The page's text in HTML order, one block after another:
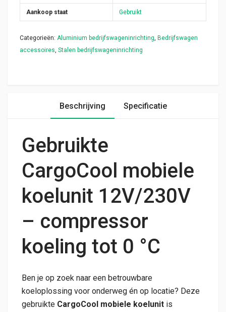
Aankoop staat Gebruikt
Categorieën: Aluminium bedrijfswageninrichting, Bedrijfswagen
accessoires, Stalen bedrijfswageninrichting
Beschrijving Specificatie
Gebruikte
CargoCool mobiele
koelunit 12V/230V
– compressor
koeling tot 0 °C
Ben je op zoek naar een betrouwbare
koeloplossing voor onderweg én op locatie? Deze
gebruikte CargoCool mobiele koelunit is